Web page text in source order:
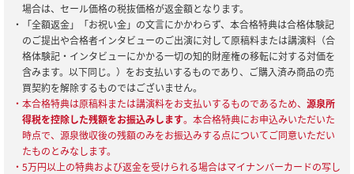
場合は、セール価格の税抜価格が返金額となります。
・「全額返金」「お祝い金」の文言にかかわらず、本合格特典は合格体験記
のご提出や合格者インタビューのご出演に対して原稿料または講演料（合
格体験記・インタビューにかかる一切の知的財産権の移転に対する対価を
含みます。以下同じ。）をお支払いするものであり、ご購入済み商品の売
買契約を解除するものではございません。
・本合格特典は原稿料または講演料をお支払いするものであるため、 源泉所
得税を控除した残額をお振込みします。本合格特典にお申込みいただいた
時点で、源泉徴収後の残額のみをお振込みする点についてご同意いただい
たものとみなします。
・5万円以上の特典および返金を受けられる場合はマイナンバーカードの写し